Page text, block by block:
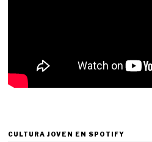
CULTURA JOVEN EN SPOTIFY